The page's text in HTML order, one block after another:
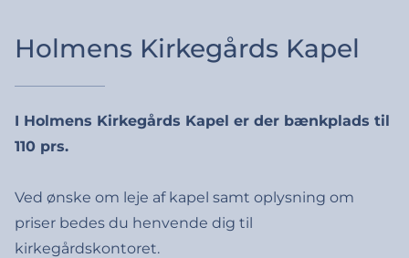
Holmens Kirkegårds Kapel
I Holmens Kirkegårds Kapel er der bænkplads til
110 prs.
Ved ønske om leje af kapel samt oplysning om
priser bedes du henvende dig til
kirkegårdskontoret.